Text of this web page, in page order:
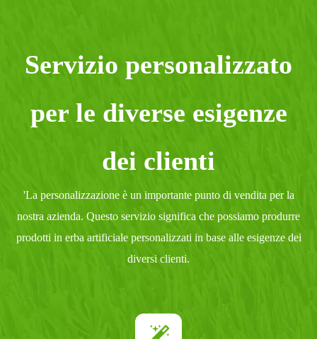
Servizio personalizzato
per le diverse esigenze
dei clienti
'La personalizzazione è un importante punto di vendita per la
nostra azienda. Questo servizio significa che possiamo produrre
prodotti in erba artificiale personalizzati in base alle esigenze dei
diversi clienti.